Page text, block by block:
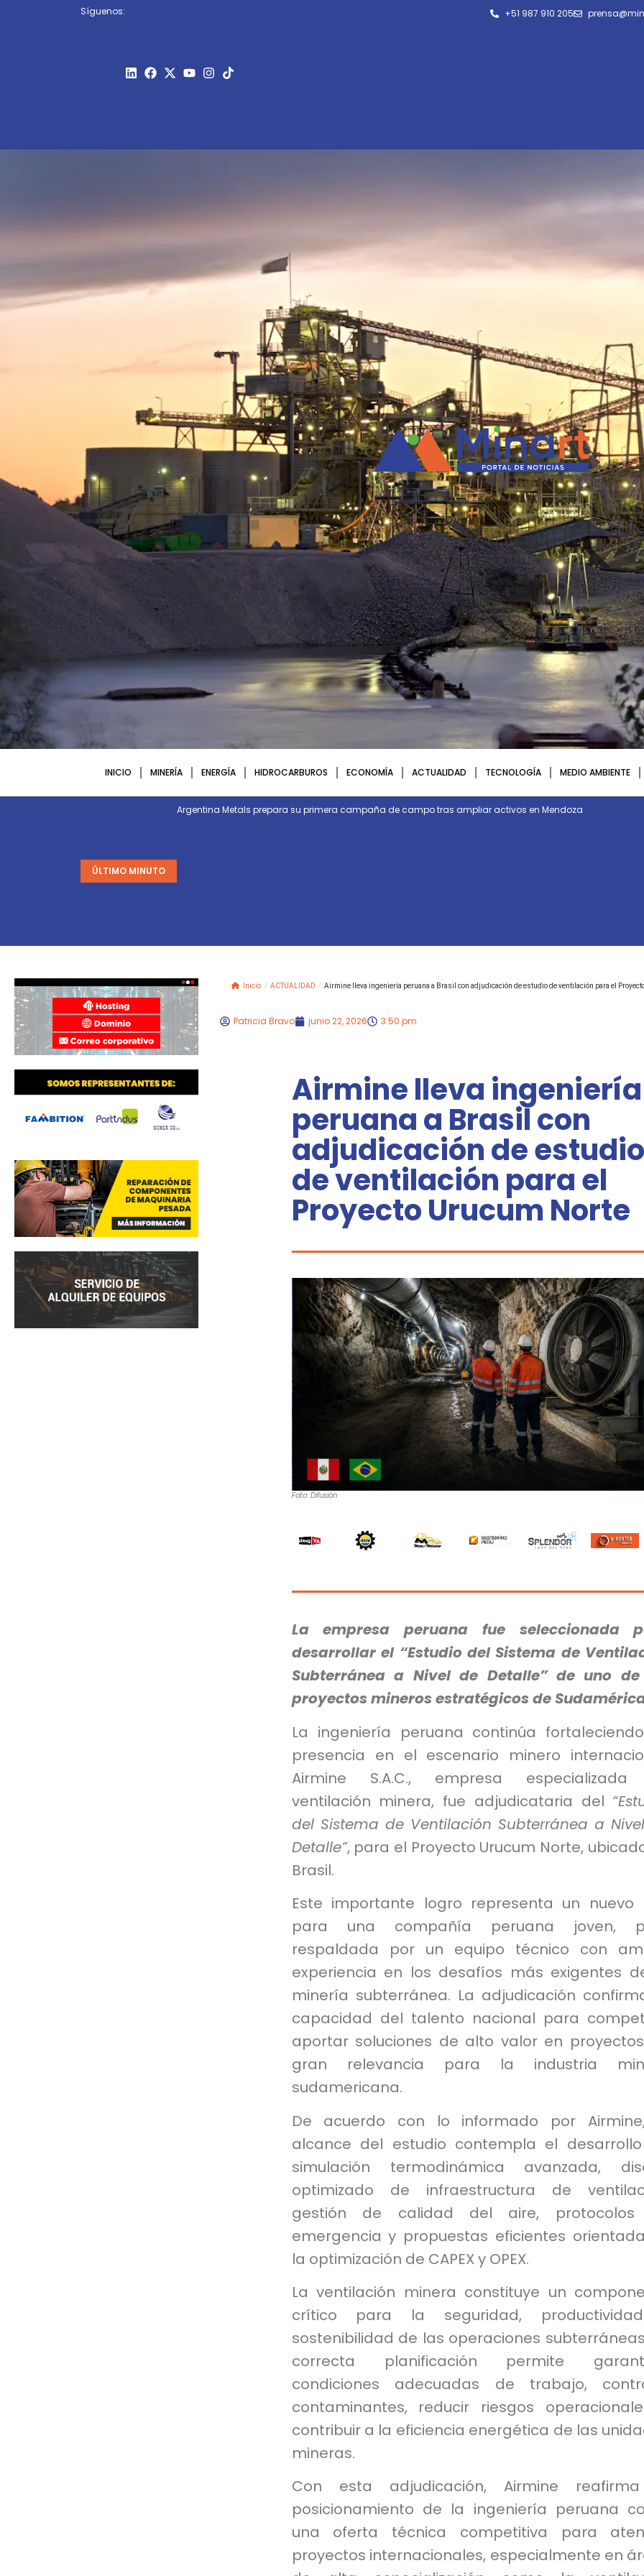
Síguenos: +51 987 910 205
INICIO MINERÍA ENERGÍA HIDROCARBUROS ECONOMÍA ACTUALIDAD TECNOLOGÍA MEDIO AMBIENTE
ÚLTIMO MINUTO
Argentina Metals prepara su primera campaña de campo tras ampliar activos en Mendoza
Inicio / ACTUALIDAD / Airmine lleva ingeniería peruana a Brasil con adjudicación de estudio de ventilación para el
Patricia Bravo junio 22, 2026 3:50 pm
Airmine lleva ingeniería
peruana a Brasil con
adjudicación de estudio
de ventilación para el
Proyecto Urucum Norte
Foto: Difusión
La empresa peruana fue seleccionada
desarrollar el “Estudio del Sistema de
Subterránea a Nivel de Detalle” de uno
proyectos mineros estratégicos de
La ingeniería peruana continúa
presencia en el escenario minero
Airmine S.A.C., empresa
ventilación minera, fue adjudicataria del
del Sistema de Ventilación Subterránea a
Detalle”, para el Proyecto Urucum Norte,
Brasil.
Este importante logro representa un nuevo
para una compañía peruana joven,
respaldada por un equipo técnico con
experiencia en los desafíos más exigentes
minería subterránea. La adjudicación
capacidad del talento nacional para
aportar soluciones de alto valor en
gran relevancia para la industria
sudamericana.
De acuerdo con lo informado por
alcance del estudio contempla el
simulación termodinámica avanzada,
optimizado de infraestructura de
gestión de calidad del aire,
emergencia y propuestas eficientes
la optimización de CAPEX y OPEX.
La ventilación minera constituye un
crítico para la seguridad,
sostenibilidad de las operaciones
correcta planificación permite
condiciones adecuadas de trabajo,
contaminantes, reducir riesgos
contribuir a la eficiencia energética de las
mineras.
Con esta adjudicación, Airmine
posicionamiento de la ingeniería peruana
una oferta técnica competitiva para
proyectos internacionales, especialmente en